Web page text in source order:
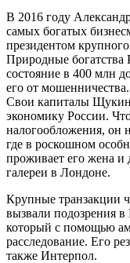
В 2016 году
самых богатых
президентом
Природные богатства
состояние в 400 млн
его от мошенничества.
Свои капиталы Щукин
экономику России.
налогообложения, он
где в роскошном
проживает его жена и
галереи в Лондоне.
Крупные транзакции
вызвали подозрения
который с помощью
расследование. Его
также Интерпол.